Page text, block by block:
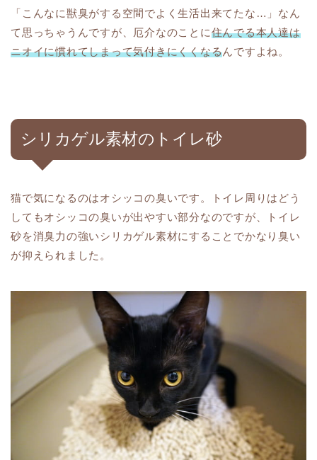
「こんなに獣臭がする空間でよく生活出来てたな…」なん
て思っちゃうんですが、厄介なのことに住んでる本人達は
ニオイに慣れてしまって気付きにくくなるんですよね。
シリカゲル素材のトイレ砂
猫で気になるのはオシッコの臭いです。トイレ周りはどう
してもオシッコの臭いが出やすい部分なのですが、トイレ
砂を消臭力の強いシリカゲル素材にすることでかなり臭い
が抑えられました。